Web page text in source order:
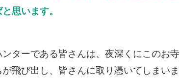
思います。
ターである皆さんは、夜深くにこのお寺
飛び出し、皆さんに取り憑いてしまいま